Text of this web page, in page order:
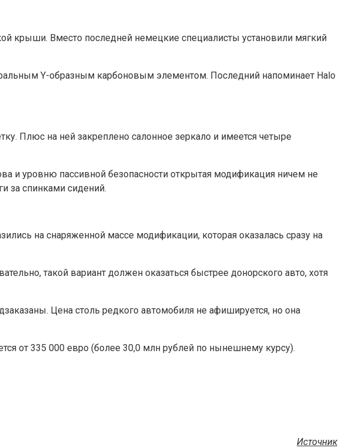
крыши. Вместо последней немецкие специалисты установили мягкий
Y-образным карбоновым элементом. Последний напоминает Halo
Плюс на ней закреплено салонное зеркало и имеется четыре
и уровню пассивной безопасности открытая модификация ничем не
за спинками сидений.
на снаряженной массе модификации, которая оказалась сразу на
такой вариант должен оказаться быстрее донорского авто, хотя
Цена столь редкого автомобиля не афишируется, но она
от 335 000 евро (более 30,0 млн рублей по нынешнему курсу).
Источник